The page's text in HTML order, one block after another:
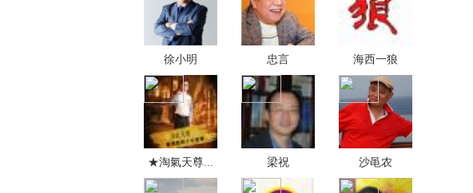
徐小明 忠言 海西一狼
★淘氣天尊... 梁祝 沙黾农